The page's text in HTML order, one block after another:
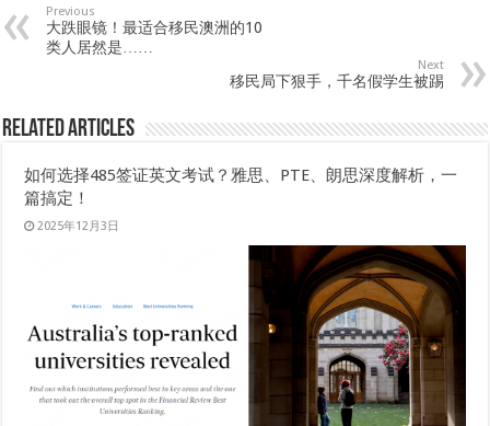
Previous
大跌眼镜！最适合移民澳洲的10
类人居然是……
Next
移民局下狠手，千名假学生被踢
Related Articles
如何选择485签证英文考试？雅思、PTE、朗思深度解析，一
篇搞定！
2025年12月3日